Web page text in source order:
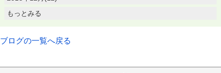
もっとみる
ブログの一覧へ戻る